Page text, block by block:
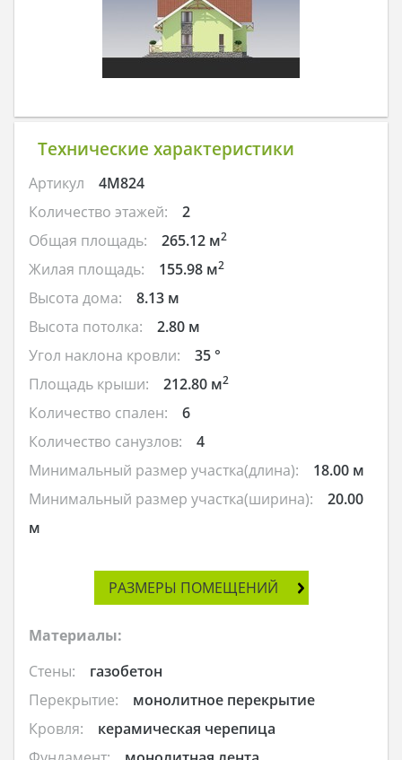
Технические характеристики
Артикул
4M824
Количество этажей:
2
Общая площадь:
265.12 м2
Жилая площадь: 155.98 м2
Высота дома:
8.13 м
Высота потолка:
2.80 м
Угол наклона кровли:
35 °
Площадь крыши:
212.80 м2
Количество спален:
6
Количество санузлов:
4
Минимальный размер участка(длина):
18.00 м
Минимальный размер участка(ширина):
20.00
м
РАЗМЕРЫ ПОМЕЩЕНИЙ
Материалы:
Стены:
газобетон
Перекрытие:
монолитное перекрытие
Кровля:
керамическая черепица